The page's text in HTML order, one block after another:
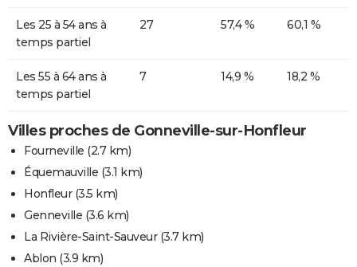
Les 25 à 54 ans à
temps partiel
27 57,4 % 60,1 %
Les 55 à 64 ans à
temps partiel
7 14,9 % 18,2 %
Villes proches de Gonneville-sur-Honfleur
Fourneville (2.7 km)
Équemauville (3.1 km)
Honfleur(3.5 km)
Genneville (3.6 km)
La Rivière-Saint-Sauveur(3.7 km)
Ablon (3.9 km)